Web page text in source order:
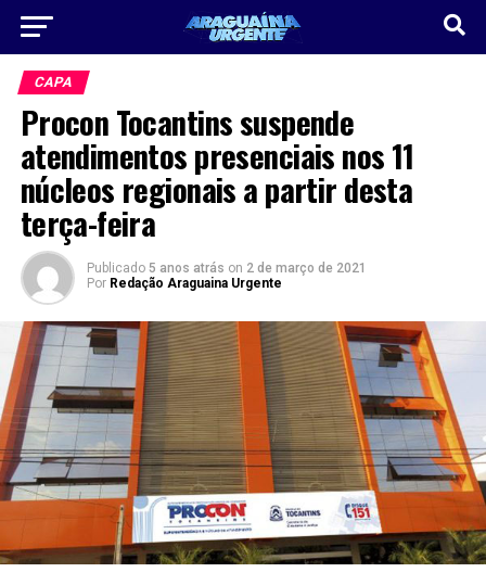
CAPA
Procon Tocantins suspende
atendimentos presenciais nos 11
núcleos regionais a partir desta
terça-feira
Publicado 5 anos atrás on 2 de março de 2021
Por Redação Araguaina Urgente